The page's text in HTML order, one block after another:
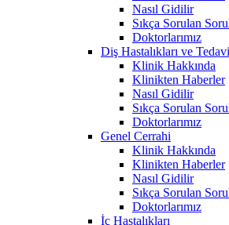
Nasıl Gidilir
Sıkça Sorulan
Doktorlarımız
Diş Hastalıkları ve Tedavi
Klinik Hakkında
Klinikten Haberler
Nasıl Gidilir
Sıkça Sorulan
Doktorlarımız
Genel Cerrahi
Klinik Hakkında
Klinikten Haberler
Nasıl Gidilir
Sıkça Sorulan
Doktorlarımız
İç Hastalıkları